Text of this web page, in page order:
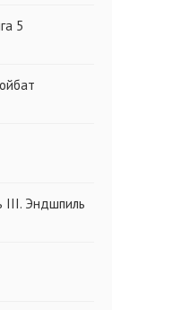
5
III. Эндшпиль